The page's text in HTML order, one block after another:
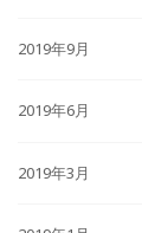
2019年9月
2019年6月
2019年3月